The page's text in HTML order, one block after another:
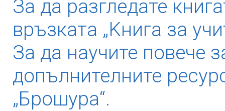
За да разгледате
връзката „Kнига за
За да научите повече
допълнителните
„Брошура“.